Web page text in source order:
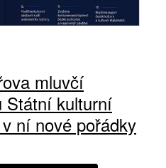
mluvčí
Státní kulturní
ní nové pořádky